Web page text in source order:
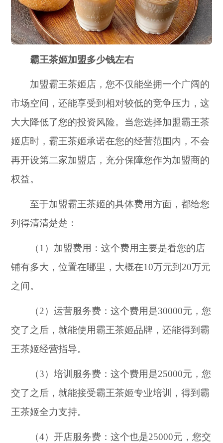
霸王茶姬加盟多少钱左右
加盟霸王茶姬店，您不仅能坐拥一个广阔的
市场空间，还能享受到相对较低的竞争压力，这
大大降低了您的投资风险。当您选择加盟霸王茶
姬店时，霸王茶姬承诺在您的经营范围内，不会
再开设第二家加盟店，充分保障您作为加盟商的
权益。
至于加盟霸王茶姬的具体费用方面，都给您
列得清清楚楚：
（1）加盟费用：这个费用主要是看您的店
铺有多大，位置在哪里，大概在10万元到20万元
之间。
（2）运营服务费：这个费用是30000元，您
交了之后，就能使用霸王茶姬品牌，还能得到霸
王茶姬经营指导。
（3）培训服务费：这个费用是25000元，您
交了之后，就能接受霸王茶姬专业培训，得到霸
王茶姬全力支持。
（4）开店服务费：这个也是25000元，您交